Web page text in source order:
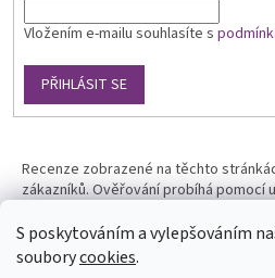
S poskytováním a vylepšováním
souborycookies.
Vložením e-mailu souhlasíte s
PŘIHLÁSIT SE
Recenze zobrazené na těchto
zákazníků. Ověřování probíhá pomocí